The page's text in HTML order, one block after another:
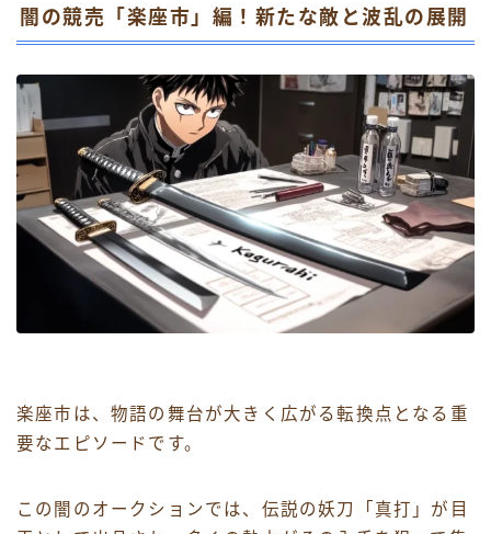
闇の競売「楽座市」編！新たな敵と波乱の展開
楽座市は、物語の舞台が大きく広がる転換点となる重
要なエピソードです。
この闇のオークションでは、伝説の妖刀「真打」が目